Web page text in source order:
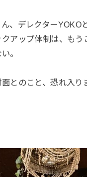
、デレクター
アップ体制は、も
。
とのこと、恐れ入